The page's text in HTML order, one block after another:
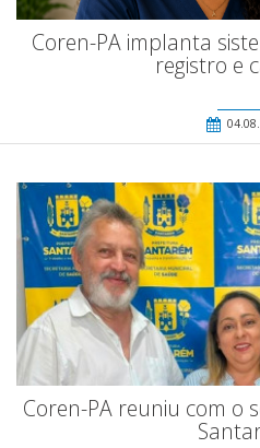
Coren-PA implanta
registro e
Coren-PA reuniu com o